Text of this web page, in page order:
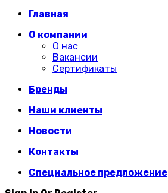
Главная
О компании
О нас
Вакансии
Сертификаты
Бренды
Наши клиенты
Новости
Контакты
Специальное предложение